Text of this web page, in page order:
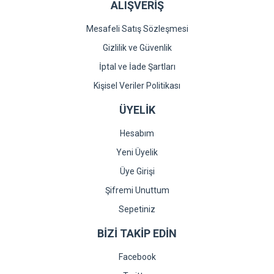
ALIŞVERİŞ
Mesafeli Satış Sözleşmesi
Gizlilik ve Güvenlik
İptal ve İade Şartları
Kişisel Veriler Politikası
ÜYELİK
Hesabım
Yeni Üyelik
Üye Girişi
Şifremi Unuttum
Sepetiniz
BİZİ TAKİP EDİN
Facebook